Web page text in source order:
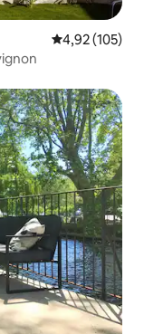
5 üzerinden
4,92 (105)
arasında